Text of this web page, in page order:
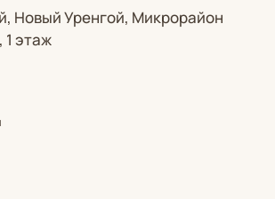
Новый Уренгой, Микрорайон
1 этаж